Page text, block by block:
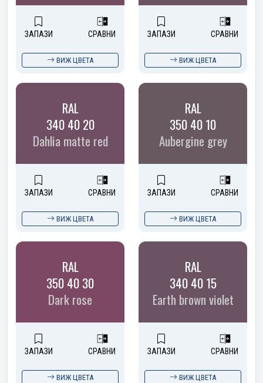
ЗАПАЗИ СРАВНИ
ВИЖ ЦВЕТА
ЗАПАЗИ СРАВНИ
ВИЖ ЦВЕТА
RAL
340 40 20
Dahlia matte red
ЗАПАЗИ СРАВНИ
ВИЖ ЦВЕТА
RAL
350 40 10
Aubergine grey
ЗАПАЗИ СРАВНИ
ВИЖ ЦВЕТА
RAL
350 40 30
Dark rose
ЗАПАЗИ СРАВНИ
ВИЖ ЦВЕТА
RAL
340 40 15
Earth brown violet
ЗАПАЗИ СРАВНИ
ВИЖ ЦВЕТА